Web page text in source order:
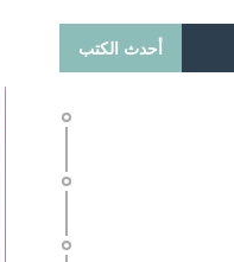
أحدث الكتب